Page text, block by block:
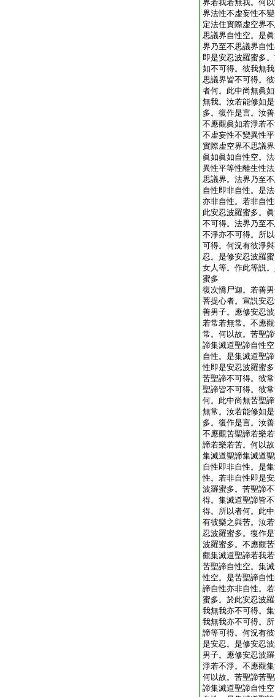
界若我若無我。何
界法性不虚妄性不
定法住實際虚空界
思議界自性空。是
界乃至不思議界自
即是安忍波羅蜜多
如不可得。彼我無
思議界皆不可得。
者何。此中尚無眞
無我。汝若能修如
多。復作是言。汝
不應觀眞如若淨若
不虚妄性不變異性
實際虚空界不思議
眞如眞如自性空。
異性平等性離生性
思議界。法界乃至
自性即非自性。是
亦非自性。若非自
此安忍波羅蜜多。
不可得。法界乃至
不淨亦不可得。所
可得。何況有彼淨
忍。是修安忍波羅
女人等。作此等説
蜜多
復次憍尸迦。若善
菩提心者。宣説安
善男子。應修安忍
若常若無常。不應
常。何以故。苦聖
諦集滅道聖諦自性
自性。是集滅道聖
性即是安忍波羅蜜
苦聖諦不可得。彼
聖諦皆不可得。彼
何。此中尚無苦聖
無常。汝若能修如
多。復作是言。汝
不應觀苦聖諦若樂
諦若樂若苦。何以
集滅道聖諦集滅道
自性即非自性。是
性。若非自性即是
波羅蜜多。苦聖諦
得。集滅道聖諦皆
得。所以者何。此
有彼樂之與苦。汝
忍波羅蜜多。復作
波羅蜜多。不應觀
觀集滅道聖諦若我
苦聖諦自性空。集
性空。是苦聖諦自
諦自性亦非自性。
蜜多。於此安忍波
我無我亦不可得。
我無我亦不可得。
諦等可得。何況有
是安忍。是修安忍
男子。應修安忍波
淨若不淨。不應觀
何以故。苦聖諦苦
諦集滅道聖諦自性